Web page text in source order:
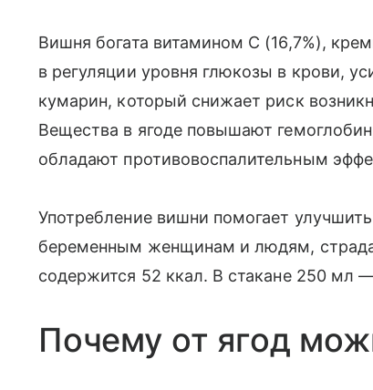
Вишня богата витамином C (16,7%),
в регуляции уровня глюкозы в крови,
кумарин, который снижает риск
Вещества в ягоде повышают
обладают противовоспалительным
Употребление вишни помогает
беременным женщинам и людям,
содержится 52 ккал. В стакане 250 мл
Почему от ягод